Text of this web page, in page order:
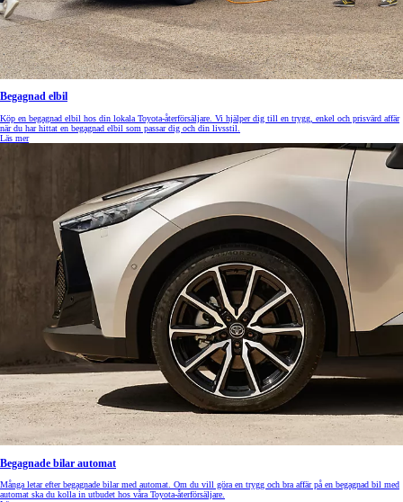
Begagnad elbil
Köp en begagnad elbil hos din lokala Toyota-återförsäljare. Vi hjälper dig till en trygg, enkel och prisvärd affär
när du har hittat en begagnad elbil som passar dig och din livsstil.
Läs mer
Begagnade bilar automat
Många letar efter begagnade bilar med automat. Om du vill göra en trygg och bra affär på en begagnad bil med
automat ska du kolla in utbudet hos våra Toyota-återförsäljare.